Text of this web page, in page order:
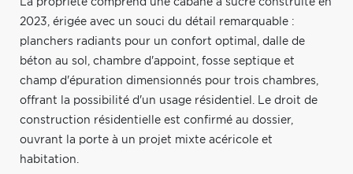
La propriété comprend une cabane à sucre construite en
2023, érigée avec un souci du détail remarquable :
planchers radiants pour un confort optimal, dalle de
béton au sol, chambre d'appoint, fosse septique et
champ d'épuration dimensionnés pour trois chambres,
offrant la possibilité d'un usage résidentiel. Le droit de
construction résidentielle est confirmé au dossier,
ouvrant la porte à un projet mixte acéricole et
habitation.